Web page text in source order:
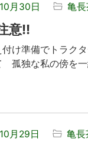
月30日 亀
意!!
け準備でトラク
孤独な私の傍を
月29日 亀長